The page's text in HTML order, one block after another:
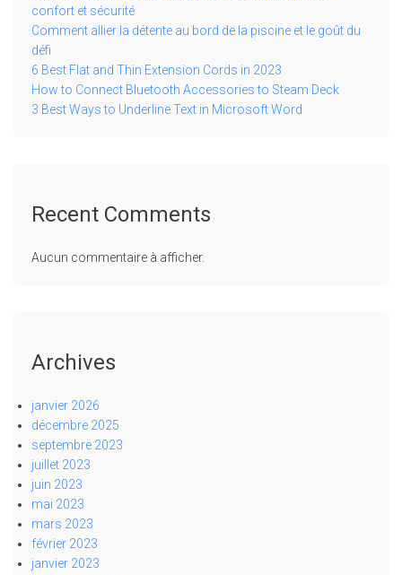
confort et sécurité
Comment allier la détente au bord de la piscine et le goût du
défi
6 Best Flat and Thin Extension Cords in 2023
How to Connect Bluetooth Accessories to Steam Deck
3 Best Ways to Underline Text in Microsoft Word
Recent Comments
Aucun commentaire à afficher.
Archives
janvier 2026
décembre 2025
septembre 2023
juillet 2023
juin 2023
mai 2023
mars 2023
février 2023
janvier 2023